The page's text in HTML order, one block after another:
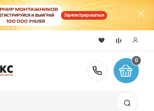
Зарегистрироваться
8 (800)
0